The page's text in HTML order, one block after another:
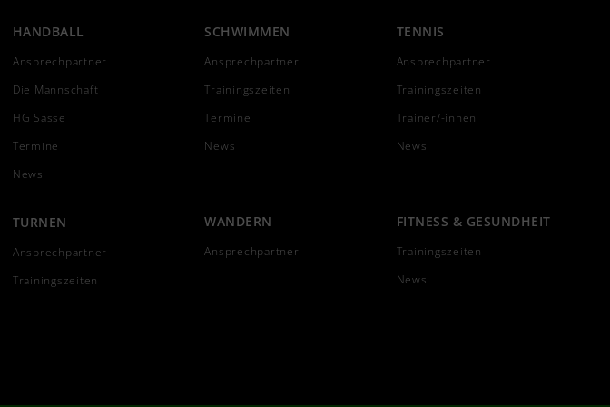
HANDBALL
Ansprechpartner
Die Mannschaft
HG Sasse
Termine
News
TURNEN
Ansprechpartner
Trainingszeiten
SCHWIMMEN
Ansprechpartner
Trainingszeiten
Termine
News
WANDERN
Ansprechpartner
TENNIS
Ansprechpartner
Trainingszeiten
Trainer/-innen
News
FITNESS & GESUNDHEIT
Trainingszeiten
News